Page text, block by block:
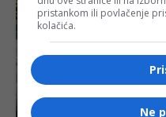
pristankom ili povlačenje
kolačića.
Ne